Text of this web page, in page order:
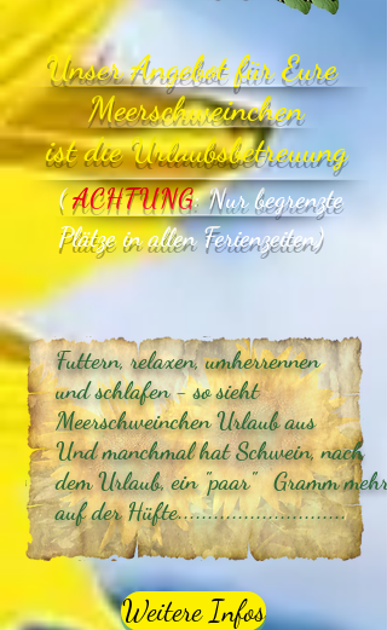
Angebot für Eure
Urlaubsbetreuung
( ACHTUNG: Nur begrenzte
Plätze in allen Ferienzeiten)
Futtern, relaxen, umherrennen
und schlafen - so sieht
Meerschweinchen Urlaub aus
Und manchmal hat Schwein, nach
dem Urlaub, ein "paar" Gramm mehr
auf der Hüfte............................
Weitere Infos